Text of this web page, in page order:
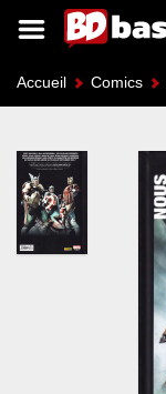
Accueil Comics